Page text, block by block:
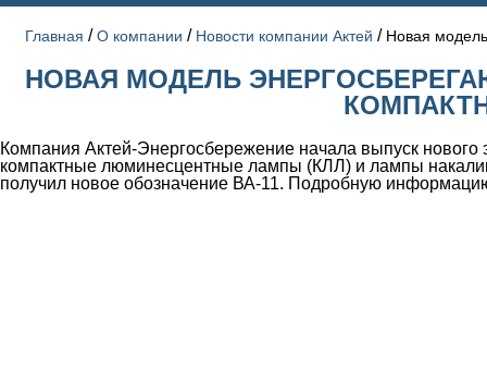
Главная /О компании / Новости компании Актей / Новая
НОВАЯ МОДЕЛЬ
Компания Актей-Энергосбережение начала выпуск
компактные люминесцентные лампы (КЛЛ) и лампы
получил новое обозначение ВА-11. Подробную